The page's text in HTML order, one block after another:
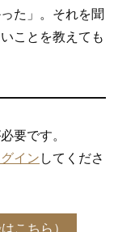
た」。それを聞
ことを教えても
要です。
イン してくださ